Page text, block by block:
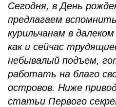
Сегодня, в День
предлагаем
курильчанам в
как и сейчас
небывалый подъем,
работать на благо
островов. Ниже
статьи Первого